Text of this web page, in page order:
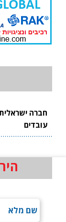
חברה
עובדים